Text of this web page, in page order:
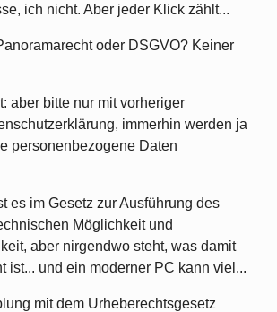
ich nicht. Aber jeder Klick zählt...
oder DSGVO? Keiner
aber bitte nur mit vorheriger
immerhin werden ja
personenbezogene Daten
es im Gesetz zur Ausführung des
Möglichkeit und
aber nirgendwo steht, was damit
ist... und ein moderner PC kann viel...
mit dem Urheberechtsgesetz